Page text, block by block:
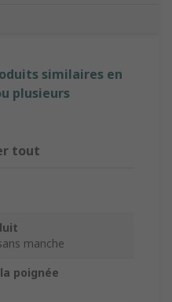
similaires en
plusieurs
tout
manche
poignée